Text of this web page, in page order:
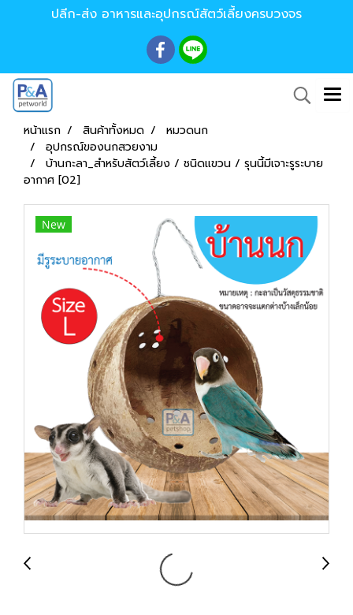
ปลีก-ส่ง อาหารและอุปกรณ์สัตว์เลี้ยงครบวงจร
หน้าแรก สินค้าทั้งหมด
หมวดนก
อุปกรณ์ของนกสวยงาม
บ้านกะลา_สำหรับสัตว์เลี้ยง / ชนิดแขวน / รุนนี้มีเจาะรูระบาย
อากาศ [02]
New